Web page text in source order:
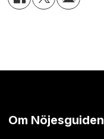
Om Nöjesguiden